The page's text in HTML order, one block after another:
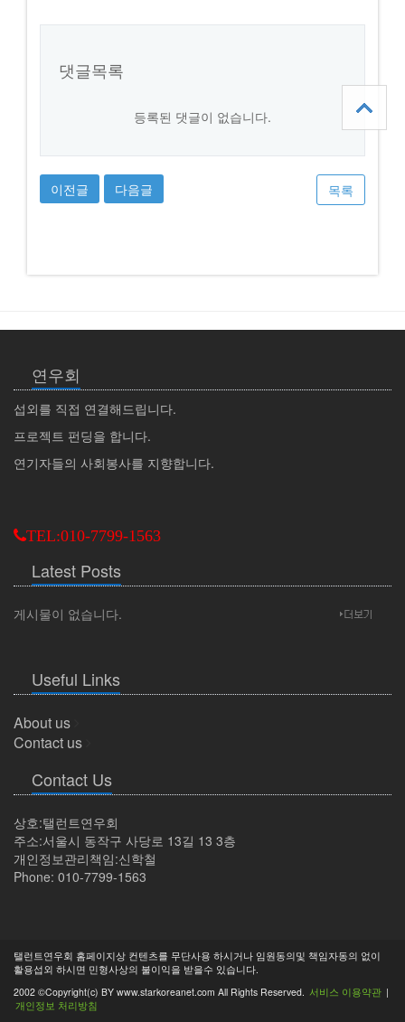
댓글목록
등록된 댓글이 없습니다.
이전글 다음글 목록
연우회
섭외를 직접 연결해드립니다.
프로젝트 펀딩을 합니다.
연기자들의 사회봉사를 지향합니다.
TEL:010-7799-1563
Latest Posts
게시물이 없습니다.
Useful Links
About us
Contact us
Contact Us
상호:탤런트연우회
주소:서울시 동작구 사당로 13길 13 3층
개인정보관리책임:신학철
Phone: 010-7799-1563
탤런트연우회 홈페이지상 컨텐츠를 무단사용 하시거나 임원동의및 책임자동의 없이
활용섭외 하시면 민형사상의 불이익을 받을수 있습니다.
2002 ©Copyright(c) BY www.starkoreanet.com All Rights Reserved. 서비스 이용약관 |
개인정보 처리방침